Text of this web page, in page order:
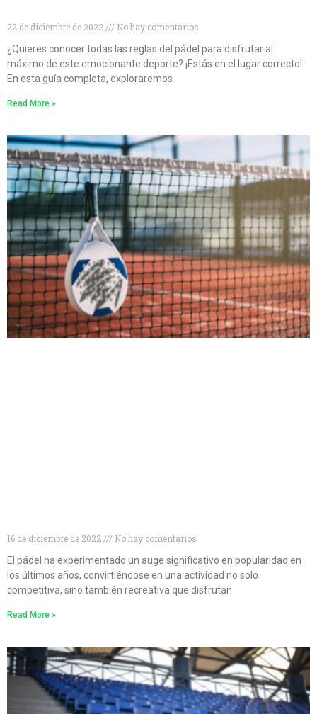
22 de diciembre de 2022
No hay comentarios
¿Quieres conocer todas las reglas del pádel para disfrutar al
máximo de este emocionante deporte? ¡Estás en el lugar correcto!
En esta guía completa, exploraremos
Read More »
16 de diciembre de 2022
No hay comentarios
El pádel ha experimentado un auge significativo en popularidad en
los últimos años, convirtiéndose en una actividad no solo
competitiva, sino también recreativa que disfrutan
Read More »